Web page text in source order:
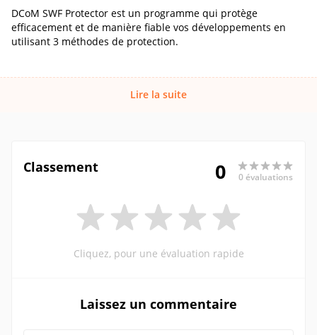
DCoM SWF Protector est un programme qui protège
efficacement et de manière fiable vos développements en
utilisant 3 méthodes de protection.
Lire la suite
Classement 0 0 évaluations
Cliquez, pour une évaluation rapide
Laissez un commentaire